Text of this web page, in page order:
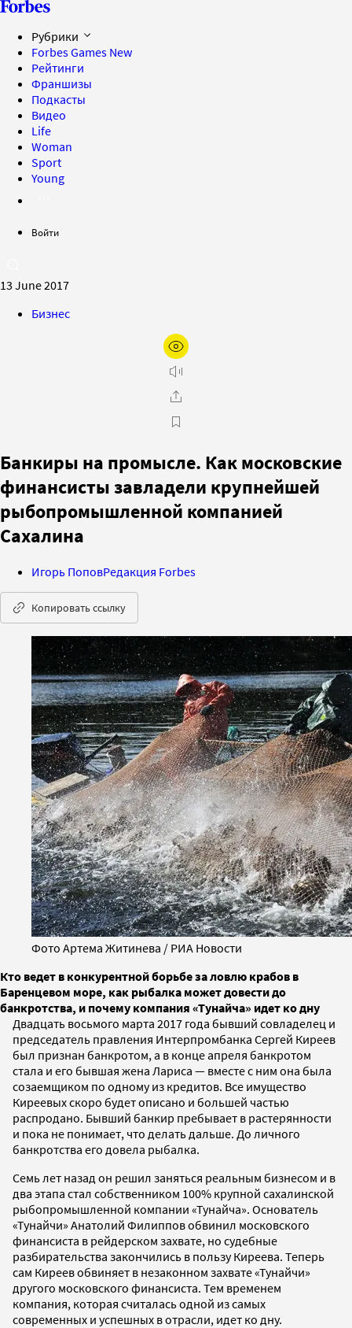
Рубрики
Forbes Games New
Рейтинги
Франшизы
Подкасты
Видео
Life
Woman
Sport
Young
Войти
13 June 2017
Бизнес
Банкиры на промысле. Как московские
финансисты завладели крупнейшей
рыбопромышленной компанией
Сахалина
Игорь ПоповРедакция Forbes
Копировать ссылку
Фото Артема Житинева / РИА Новости
Кто ведет в конкурентной борьбе за ловлю крабов в
Баренцевом море, как рыбалка может довести до
банкротства, и почему компания «Тунайча» идет ко дну
Двадцать восьмого марта 2017 года бывший совладелец и
председатель правления Интерпромбанка Сергей Киреев
был признан банкротом, а в конце апреля банкротом
стала и его бывшая жена Лариса — вместе с ним она была
созаемщиком по одному из кредитов. Все имущество
Киреевых скоро будет описано и большей частью
распродано. Бывший банкир пребывает в растерянности
и пока не понимает, что делать дальше. До личного
банкротства его довела рыбалка.
Семь лет назад он решил заняться реальным бизнесом и в
два этапа стал собственником 100% крупной сахалинской
рыбопромышленной компании «Тунайча». Основатель
«Тунайчи» Анатолий Филиппов обвинил московского
финансиста в рейдерском захвате, но судебные
разбирательства закончились в пользу Киреева. Теперь
сам Киреев обвиняет в незаконном захвате «Тунайчи»
другого московского финансиста. Тем временем
компания, которая считалась одной из самых
современных и успешных в отрасли, идет ко дну.